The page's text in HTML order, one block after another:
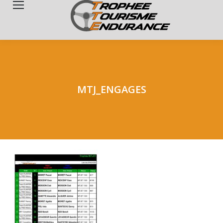
MTJ_ENGAGES